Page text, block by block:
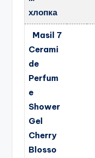
хлопка
Masil 7
Cerami
de
Perfum
e
Shower
Gel
Cherry
Blosso